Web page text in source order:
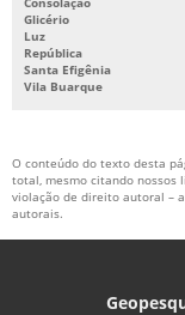
Glicério
Luz
República
Santa Efigênia
Vila Buarque
O conteúdo do texto desta
total, mesmo citando nossos
violação de direito autoral –
autorais.